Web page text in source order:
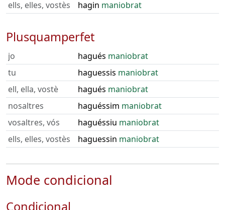
ells, elles, vostès hagin maniobrat
Plusquamperfet
jo hagués maniobrat
tu
haguessis maniobrat
ell, ella, vostè
hagués maniobrat
nosaltres
haguéssim maniobrat
vosaltres, vós
haguéssiu maniobrat
ells, elles, vostès
haguessin maniobrat
Mode condicional
Condicional